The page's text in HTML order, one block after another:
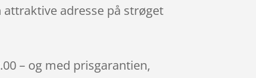
adresse på strøget
– og med prisgarantien,